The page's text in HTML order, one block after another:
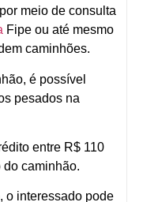
meio de consulta
Fipe ou até mesmo
caminhões.
é possível
pesados na
entre R$ 110
caminhão.
o interessado pode